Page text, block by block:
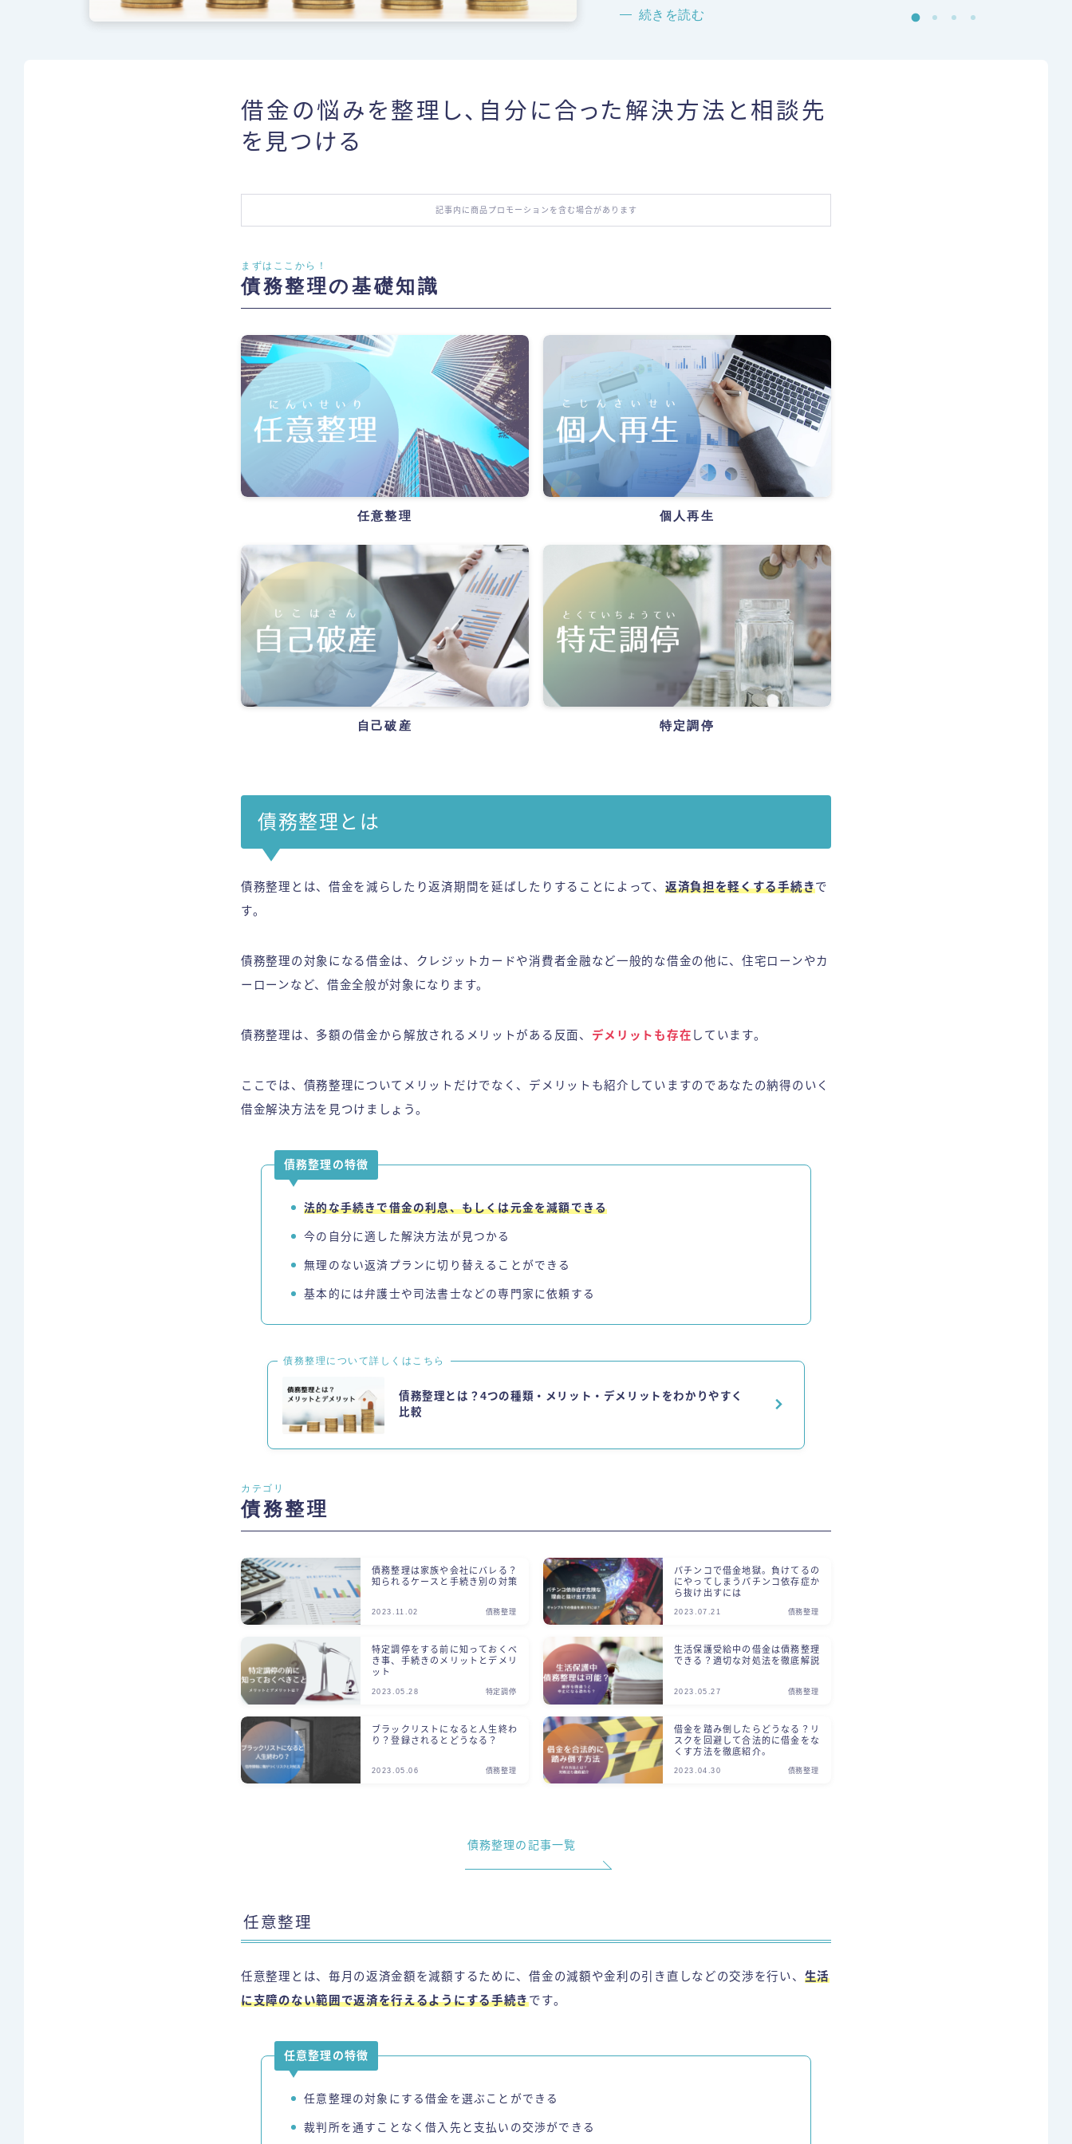
続きを読む
借金の悩みを整理し、自分に合った解決方法と相談先
を見つける
記事内に商品プロモーションを含む場合があります
まずはここから！
債務整理の基礎知識
任意整理 個人再生
自己破産 特定調停
債務整理とは
債務整理とは、借金を減らしたり返済期間を延ばしたりすることによって、 返済負担を軽くする手続きで
す。
債務整理の対象になる借金は、クレジットカードや消費者金融など一般的な借金の他に、住宅ローンやカ
ーローンなど、借金全般が対象になります。
債務整理は、多額の借金から解放されるメリットがある反面、 デメリットも存在 しています。
ここでは、債務整理についてメリットだけでなく、デメリットも紹介していますのであなたの納得のいく
借金解決方法を見つけましょう。
債務整理の特徴
法的な手続きで借金の利息、もしくは元金を減額できる
今の自分に適した解決方法が見つかる
無理のない返済プランに切り替えることができる
基本的には弁護士や司法書士などの専門家に依頼する
債務整理について詳しくはこちら
債務整理とは？4つの種類・メリット・デメリットをわかりやすく
比較
カテゴリ
債務整理
債務整理は家族や会社にバレる？
知られるケースと手続き別の対策
2023.11.02 債務整理
パチンコで借金地獄。負けてるの
にやってしまうパチンコ依存症か
ら抜け出すには
2023.07.21 債務整理
特定調停をする前に知っておくべ
き事、手続きのメリットとデメリ
ット
2023.05.28 特定調停
生活保護受給中の借金は債務整理
できる？適切な対処法を徹底解説
2023.05.27 債務整理
ブラックリストになると人生終わ
り？登録されるとどうなる？
2023.05.06 債務整理
借金を踏み倒したらどうなる？リ
スクを回避して合法的に借金をな
くす方法を徹底紹介。
2023.04.30 債務整理
債務整理の記事一覧
任意整理
任意整理とは、毎月の返済金額を減額するために、借金の減額や金利の引き直しなどの交渉を行い、 生活
に支障のない範囲で返済を行えるようにする手続きです。
任意整理の特徴
任意整理の対象にする借金を選ぶことができる
裁判所を通すことなく借入先と支払いの交渉ができる